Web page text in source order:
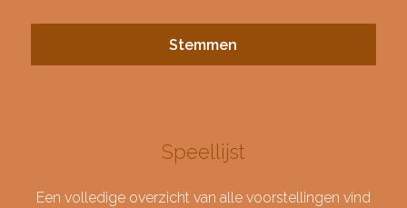
Stemmen
Speellijst
Een volledige overzicht van alle voorstellingen vind